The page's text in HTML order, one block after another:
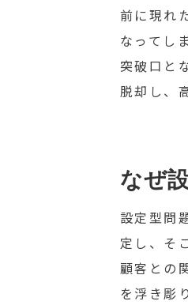
前に現れ
なってし
突破口と
脱却し、
なぜ
設定型問
定し、そ
顧客との
を浮き彫